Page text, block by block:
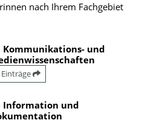
nach Ihrem Fachgebiet
Kommunikations- und
Information und